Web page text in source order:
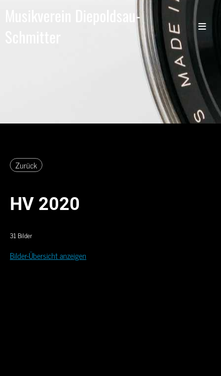
Musikverein Diepoldsau-
Zurück
HV 2020
31 Bilder
Bilder-Übersicht anzeigen